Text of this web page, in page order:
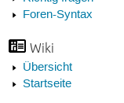
Foren-Syntax
Wiki
Übersicht
Startseite